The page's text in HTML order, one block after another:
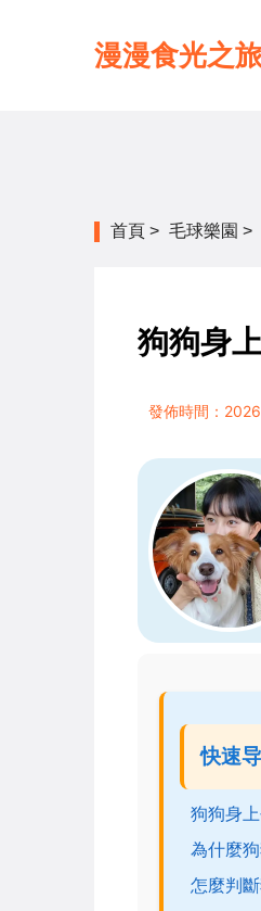
漫漫食光之
首頁 > 毛球樂園 >
狗狗身
發佈時間：
快速
狗狗身
為什麼
怎麼判